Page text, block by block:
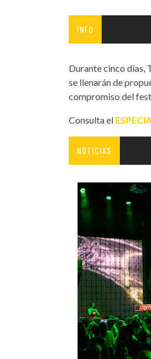
INFO
Durante cinco días,
se llenarán de
compromiso del
Consulta el
NOTICIAS